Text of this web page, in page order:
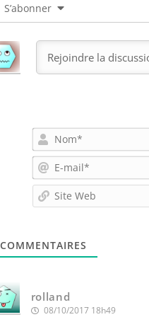
S’abonner
COMMENTAIRES
rolland
08/10/2017 18h49